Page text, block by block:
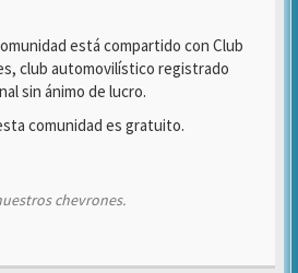
está compartido con Club
club automovilístico registrado
sin ánimo de lucro.
comunidad es gratuito.
chevrones.